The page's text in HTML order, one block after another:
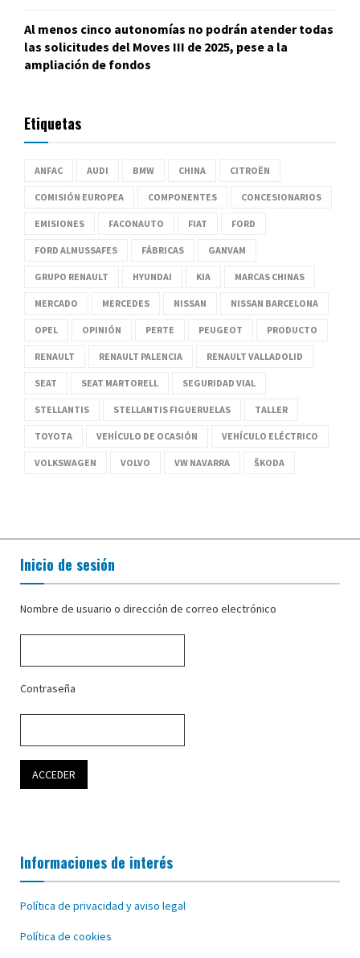
Al menos cinco autonomías no podrán atender todas
las solicitudes del Moves III de 2025, pese a la
ampliación de fondos
Etiquetas
ANFAC AUDI BMW CHINA CITROËN
COMISIÓN EUROPEA COMPONENTES CONCESIONARIOS
EMISIONES FACONAUTO FIAT FORD
FORD ALMUSSAFES FÁBRICAS GANVAM
GRUPO RENAULT HYUNDAI KIA MARCAS CHINAS
MERCADO MERCEDES NISSAN NISSAN BARCELONA
OPEL OPINIÓN PERTE PEUGEOT PRODUCTO
RENAULT RENAULT PALENCIA RENAULT VALLADOLID
SEAT SEAT MARTORELL SEGURIDAD VIAL
STELLANTIS STELLANTIS FIGUERUELAS TALLER
TOYOTA VEHÍCULO DE OCASIÓN VEHÍCULO ELÉCTRICO
VOLKSWAGEN VOLVO VW NAVARRA ŠKODA
Inicio de sesión
Nombre de usuario o dirección de correo electrónico
Contraseña
Informaciones de interés
Política de privacidad y aviso legal
Política de cookies